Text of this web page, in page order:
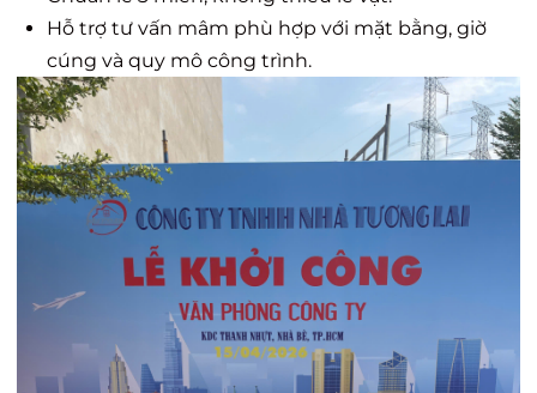
Hỗ trợ tư vấn mâm phù hợp với mặt bằng, giờ
cúng và quy mô công trình.